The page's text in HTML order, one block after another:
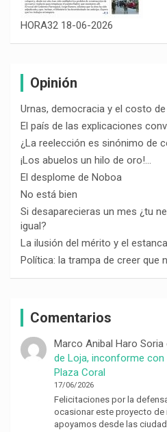
HORA32 18-06-2026
Opinión
Urnas, democracia y el costo
El país de las explicaciones
¿La reelección es sinónimo de
¡Los abuelos un hilo de oro!…
El desplome de Noboa
No está bien
Si desaparecieras un mes ¿tu
igual?
La ilusión del mérito y el
Política: la trampa de creer que
Comentarios
Marco Anibal Haro Soria
de Loja, inconforme
Plaza Coral
17/06/2026
Felicitaciones por la
ocasionar este proyecto de
apoyamos desde las